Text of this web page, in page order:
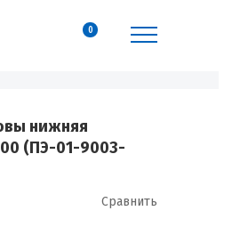
0
нижняя
(ПЭ-01-9003-
Сравнить